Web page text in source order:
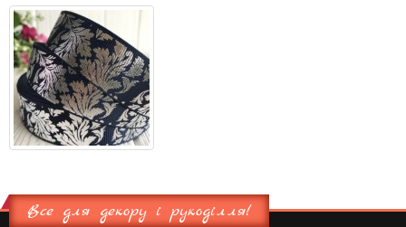
Все для декору і рукоділля!